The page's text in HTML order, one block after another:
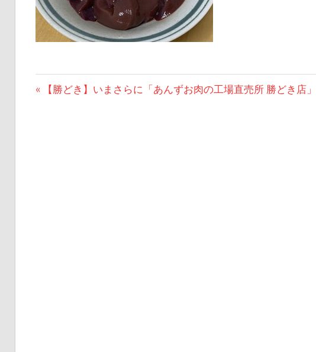
投
前【勝どき】いまさらに「あんずお肉の工場直売所 勝どき店